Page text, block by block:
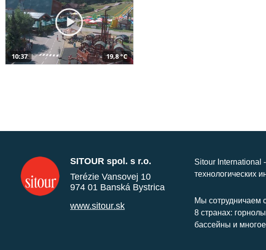
10:37 19,8 °C
SITOUR spol. s r.o.
Terézie Vansovej 10
974 01 Banská Bystrica
www.sitour.sk
Sitour International
технологических
Мы сотрудничаем
8 странах:
бассейны и